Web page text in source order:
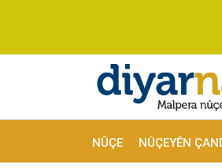
NÛÇE NÛÇEYÊN